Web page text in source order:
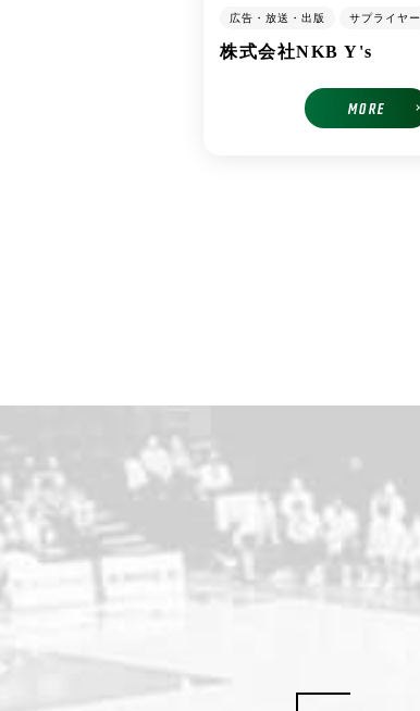
広告・放送・出版 サプライヤー
株式会社NKB Y's
MORE